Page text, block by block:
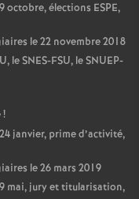
octobre, élections ESPE,
le 22 novembre 2018
, leSNES-FSU, leSNUEP-
!
janvier, prime d’activité,
le 26 mars 2019
mai, jury et titularisation,